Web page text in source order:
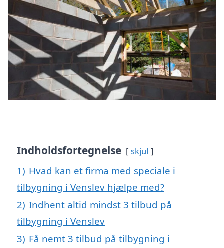
Indholdsfortegnelse skjul
1) Hvad kan et firma med speciale i
tilbygning i Venslev hjælpe med?
2) Indhent altid mindst 3 tilbud på
tilbygning i Venslev
3) Få nemt 3 tilbud på tilbygning i